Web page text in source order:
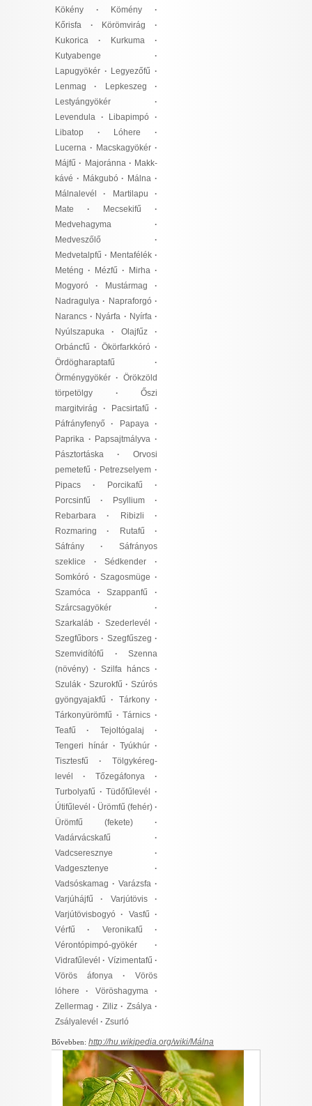
Kökény · Kömény ·
Kőrisfa · Körömvirág ·
Kukorica · Kurkuma ·
Kutyabenge ·
Lapugyökér · Legyezőfű ·
Lenmag · Lepkeszeg ·
Lestyángyökér ·
Levendula · Libapimpó ·
Libatop · Lóhere ·
Lucerna · Macskagyökér ·
Májfű · Majoránna· Makk-
kávé · Mákgubó· Málna ·
Málnalevél
· Martilapu ·
Mate · Mecsekifű ·
Medvehagyma ·
Medveszőlő ·
Medvetalpfű · Mentafélék ·
Meténg · Mézfű · Mirha ·
Mogyoró · Mustármag ·
Nadragulya · Napraforgó ·
Narancs · Nyárfa · Nyírfa·
Nyúlszapuka · Olajfűz ·
Orbáncfű · Ökörfarkkóró·
Ördögharaptafű ·
Örménygyökér · Örökzöld
törpetölgy · Őszi
margitvirág · Pacsirtafű ·
Páfrányfenyő · Papaya·
Paprika · Papsajtmályva ·
Pásztortáska · Orvosi
pemetefű · Petrezselyem ·
Pipacs · Porcikafű ·
Porcsinfű · Psyllium ·
Rebarbara · Ribizli ·
Rozmaring · Rutafű ·
Sáfrány · Sáfrányos
szeklice · Sédkender ·
Somkóró · Szagosmüge ·
Szamóca · Szappanfű ·
Szárcsagyökér ·
Szarkaláb · Szederlevél
·
Szegfűbors · Szegfűszeg ·
Szemvidítófű · Szenna
(növény) · Szilfa háncs ·
Szulák · Szurokfű · Szúrós
gyöngyajakfű · Tárkony·
Tárkonyürömfű · Tárnics ·
Teafű · Tejoltógalaj ·
Tengeri hínár· Tyúkhúr ·
Tisztesfű · Tölgykéreg-
levél
· Tőzegáfonya ·
Turbolyafű · Tüdőfűlevél
·
Útifűlevél · Ürömfű (fehér) ·
Ürömfű (fekete) ·
Vadárvácskafű ·
Vadcseresznye ·
Vadgesztenye ·
Vadsóskamag · Varázsfa ·
Varjúhájfű · Varjútövis·
Varjútövisbogyó · Vasfű ·
Vérfű · Veronikafű ·
Vérontópimpó-gyökér ·
Vidrafűlevél · Vízimentafű ·
Vörös áfonya · Vörös
lóhere · Vöröshagyma·
Zellermag · Ziliz· Zsálya·
Zsályalevél · Zsurló
Bővebben: http://hu.wikipedia.org/wiki/Málna